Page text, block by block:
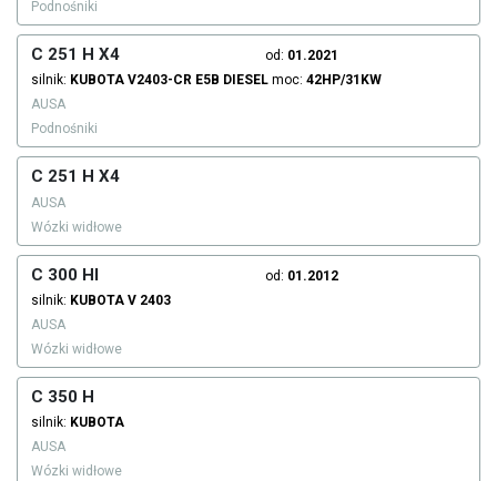
Podnośniki
C 251 H X4 od: 01.2021
silnik: KUBOTA V2403-CR E5B DIESEL moc: 42HP/31KW
AUSA
Podnośniki
C 251 H X4
AUSA
Wózki widłowe
C 300 HI od: 01.2012
silnik: KUBOTA V 2403
AUSA
Wózki widłowe
C 350 H
silnik: KUBOTA
AUSA
Wózki widłowe